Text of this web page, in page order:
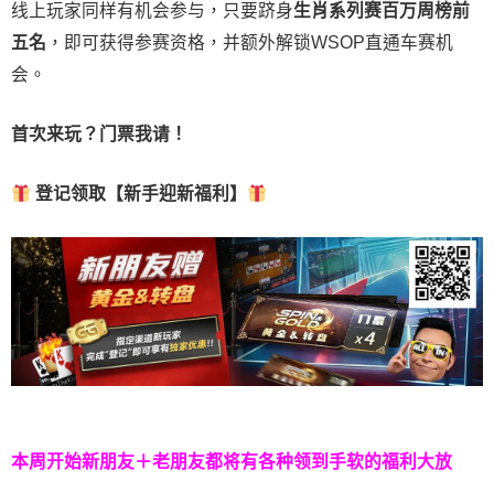
线上玩家同样有机会参与，只要跻身生肖系列赛百万周榜前
五名 ，即可获得参赛资格，并额外解锁WSOP直通车赛机
会。
首次来玩？门票我请！
登记领取【新手迎新福利】
本周开始新朋友＋老朋友都将有各种领到手软的福利大放